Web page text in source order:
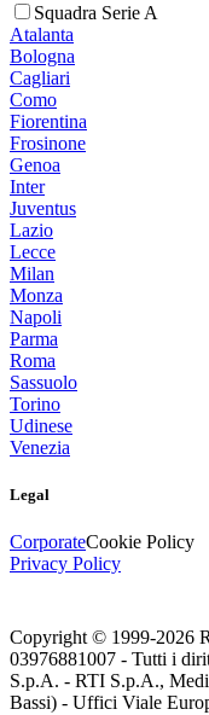
Squadra Serie A
Atalanta
Bologna
Cagliari
Como
Fiorentina
Frosinone
Genoa
Inter
Juventus
Lazio
Lecce
Milan
Monza
Napoli
Parma
Roma
Sassuolo
Torino
Udinese
Venezia
Legal
CorporateCookie Policy
Privacy Policy
Copyright © 1999-2026
03976881007 - Tutti i
S.p.A. - RTI S.p.A.,
Bassi) - Uffici Viale